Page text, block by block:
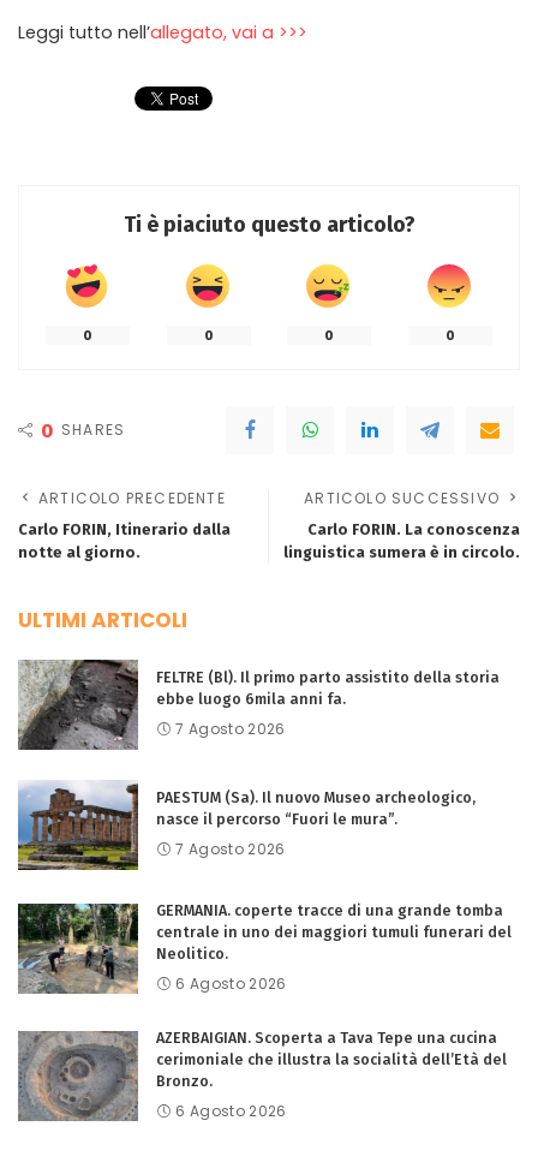
Leggi tutto nell’allegato, vai a >>>
Ti è piaciuto questo articolo?
0 0 0 0
0 SHARES
ARTICOLO PRECEDENTE
Carlo FORIN, Itinerario dalla
notte al giorno.
ARTICOLO SUCCESSIVO
Carlo FORIN. La conoscenza
linguistica sumera è in circolo.
ULTIMI ARTICOLI
FELTRE (Bl). Il primo parto assistito della storia
ebbe luogo 6mila anni fa.
7 Agosto 2026
PAESTUM (Sa). Il nuovo Museo archeologico,
nasce il percorso “Fuori le mura”.
7 Agosto 2026
GERMANIA. coperte tracce di una grande tomba
centrale in uno dei maggiori tumuli funerari del
Neolitico.
6 Agosto 2026
AZERBAIGIAN. Scoperta a Tava Tepe una cucina
cerimoniale che illustra la socialità dell’Età del
Bronzo.
6 Agosto 2026